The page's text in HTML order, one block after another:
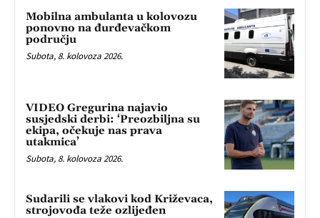
Mobilna ambulanta u kolovozu
ponovno na đurđevačkom
području
Subota, 8. kolovoza 2026.
VIDEO Gregurina najavio
susjedski derbi: ‘Preozbiljna su
ekipa, očekuje nas prava
utakmica’
Subota, 8. kolovoza 2026.
Sudarili se vlakovi kod Križevaca,
strojovođa teže ozlijeđen